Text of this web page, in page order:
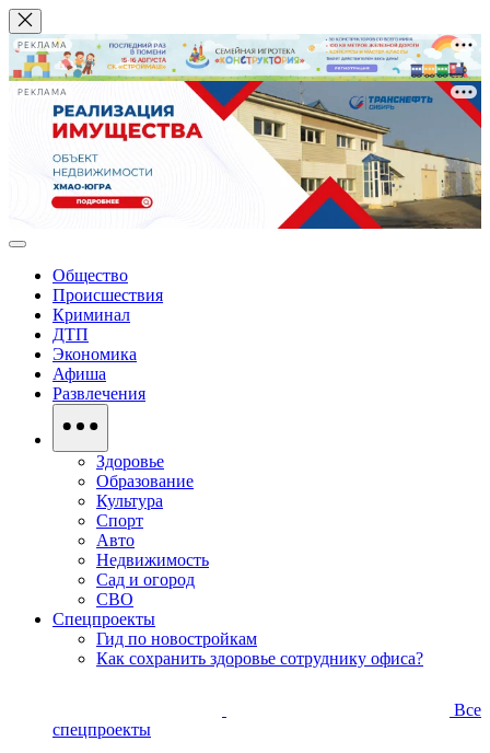
РЕКЛАМА
РЕКЛАМА
Общество
Происшествия
Криминал
ДТП
Экономика
Афиша
Развлечения
Здоровье
Образование
Культура
Спорт
Авто
Недвижимость
Сад и огород
СВО
Спецпроекты
Гид по новостройкам
Как сохранить здоровье сотруднику офиса?
Все
спецпроекты